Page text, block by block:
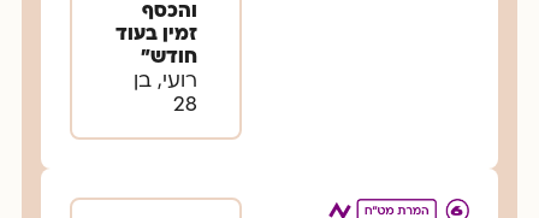
והכסף
זמין בעוד
חודש״
רועי, בן
28